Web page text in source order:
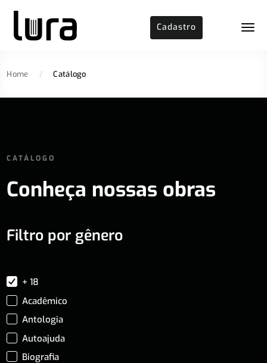
Cadastro
Home / Catálogo
CATÁLOGO
Conheça nossas obras
Filtro por gênero
+ 18
Acadêmico
Antologia
Autoajuda
Biografia